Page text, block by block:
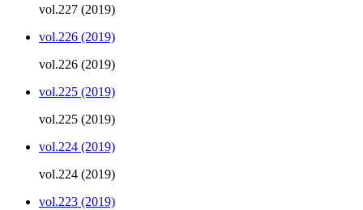
vol.227 (2019)
vol.226 (2019)
vol.226 (2019)
vol.225 (2019)
vol.225 (2019)
vol.224 (2019)
vol.224 (2019)
vol.223 (2019)